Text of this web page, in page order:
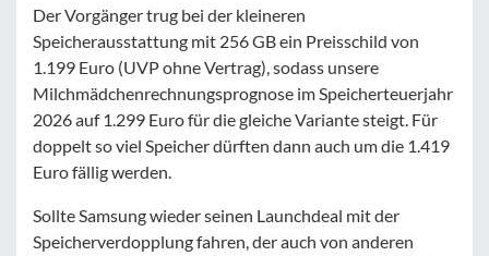
Der Vorgänger trug bei der kleineren
Speicherausstattung mit 256 GB ein Preisschild von
1.199 Euro (UVP ohne Vertrag), sodass unsere
Milchmädchenrechnungsprognose im Speicherteuerjahr
2026 auf 1.299 Euro für die gleiche Variante steigt. Für
doppelt so viel Speicher dürften dann auch um die 1.419
Euro fällig werden.
Sollte Samsung wieder seinen Launchdeal mit der
Speicherverdopplung fahren, der auch von anderen